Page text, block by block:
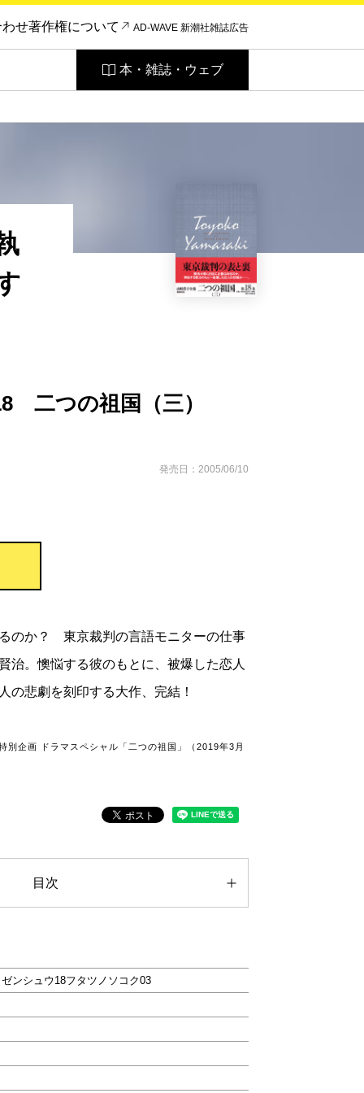
わせ著作権について AD-WAVE 新潮社雑誌広告
本・雑誌・ウェブ
二つの祖国（三）
発売日：2005/06/10
のか？ 東京裁判の言語モニターの仕事
治。懊悩する彼のもとに、被爆した恋人
悲劇を刻印する大作、完結！
別企画 ドラマスペシャル「二つの祖国」（2019年3月
目次
ンシュウ18フタツノソコク03